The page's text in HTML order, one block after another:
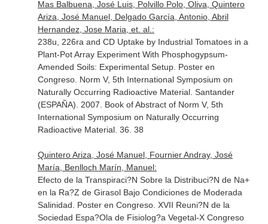
Mas Balbuena, José Luis, Polvillo Polo, Oliva, Quintero
Ariza, José Manuel, Delgado García, Antonio, Abril
Hernandez, Jose Maria, et. al.:
238u, 226ra and CD Uptake by Industrial Tomatoes in a
Plant-Pot Array Experiment With Phosphogypsum-
Amended Soils: Experimental Setup. Poster en
Congreso. Norm V, 5th International Symposium on
Naturally Occurring Radioactive Material. Santander
(ESPAÑA). 2007. Book of Abstract of Norm V, 5th
International Symposium on Naturally Occurring
Radioactive Material. 36. 38
Quintero Ariza, José Manuel, Fournier Andray, José
María, Benlloch Marín, Manuel:
Efecto de la Transpiraci?N Sobre la Distribuci?N de Na+
en la Ra?Z de Girasol Bajo Condiciones de Moderada
Salinidad. Poster en Congreso. XVII Reuni?N de la
Sociedad Espa?Ola de Fisiolog?a Vegetal-X Congreso